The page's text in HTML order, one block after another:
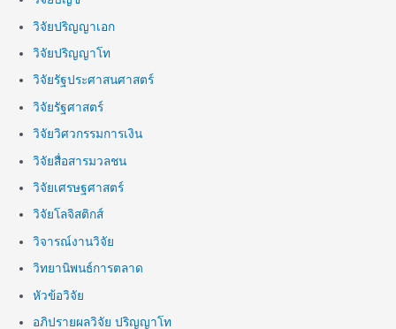
วิจัยปริญญาเอก
วิจัยปริญญาโท
วิจัยรัฐประศาสนศาสตร์
วิจัยรัฐศาสตร์
วิจัยวิศวกรรมการเงิน
วิจัยสื่อสารมวลชน
วิจัยเศรษฐศาสตร์
วิจัยโลจิสติกส์
วิจารณ์งานวิจัย
วิทยานิพนธ์การตลาด
หัวข้อวิจัย
อภิปรายผลวิจัย ปริญญาโท